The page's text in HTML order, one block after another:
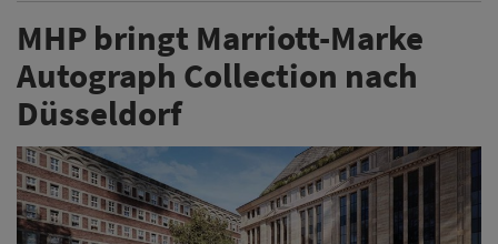
MHP bringt Marriott-Marke
Autograph Collection nach
Düsseldorf